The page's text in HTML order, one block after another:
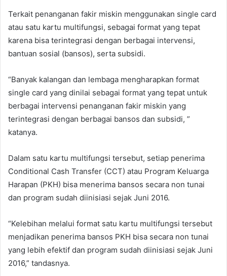
Terkait penanganan fakir miskin menggunakan single card
atau satu kartu multifungsi, sebagai format yang tepat
karena bisa terintegrasi dengan berbagai intervensi,
bantuan sosial (bansos), serta subsidi.
“Banyak kalangan dan lembaga mengharapkan format
single card yang dinilai sebagai format yang tepat untuk
berbagai intervensi penanganan fakir miskin yang
terintegrasi dengan berbagai bansos dan subsidi, ”
katanya.
Dalam satu kartu multifungsi tersebut, setiap penerima
Conditional Cash Transfer (CCT) atau Program Keluarga
Harapan (PKH) bisa menerima bansos secara non tunai
dan program sudah diinisiasi sejak Juni 2016.
“Kelebihan melalui format satu kartu multifungsi tersebut
menjadikan penerima bansos PKH bisa secara non tunai
yang lebih efektif dan program sudah diinisiasi sejak Juni
2016,” tandasnya.